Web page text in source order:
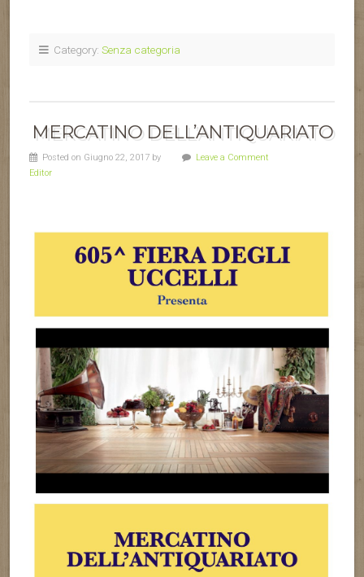
Category: Senza categoria
MERCATINO DELL’ANTIQUARIATO
Posted on Giugno 22, 2017 by
Editor
Leave a Comment